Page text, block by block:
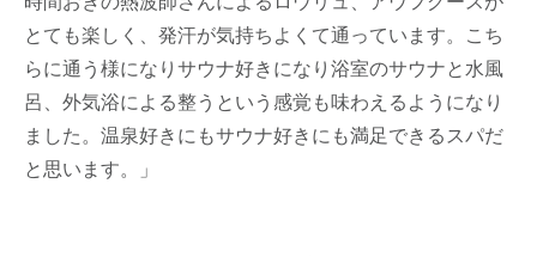
とても楽しく、発汗が気持ちよくて通っています。こち
らに通う様になりサウナ好きになり浴室のサウナと水風
呂、外気浴による整うという感覚も味わえるようになり
ました。温泉好きにもサウナ好きにも満足できるスパだ
と思います。」